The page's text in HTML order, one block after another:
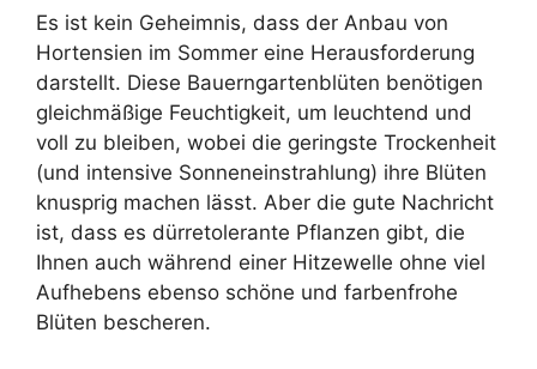
Es ist kein Geheimnis, dass der Anbau von
Hortensien im Sommer eine Herausforderung
darstellt. Diese Bauerngartenblüten benötigen
gleichmäßige Feuchtigkeit, um leuchtend und
voll zu bleiben, wobei die geringste Trockenheit
(und intensive Sonneneinstrahlung) ihre Blüten
knusprig machen lässt. Aber die gute Nachricht
ist, dass es dürretolerante Pflanzen gibt, die
Ihnen auch während einer Hitzewelle ohne viel
Aufhebens ebenso schöne und farbenfrohe
Blüten bescheren.